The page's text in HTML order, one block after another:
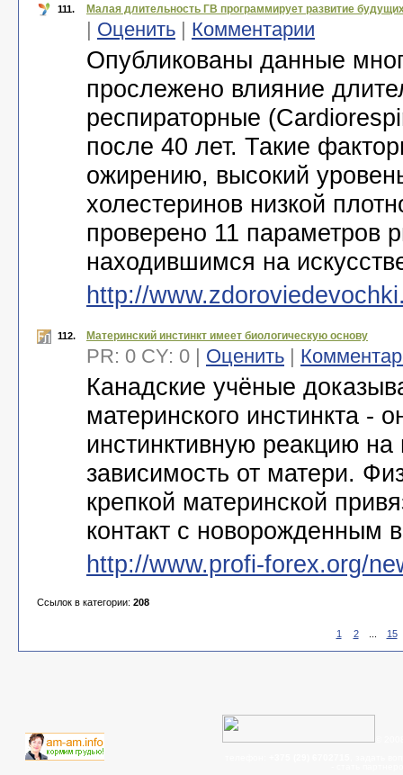
111. Малая длительность ГВ программирует развитие
| Оценить | Комментарии
Опубликованы данные
прослежено влияние
респираторные
после 40 лет. Такие
ожирению, высокий
холестеринов низкой
проверено 11 параметров
находившимся на
http://
112. Материнский инстинкт имеет биологическую основу
PR: 0 CY: 0 | Оценить |
Канадские учёные
материнского инстинкта -
инстинктивную реакцию на
зависимость от матери.
крепкой материнской
контакт с новорожденным
http://www.profi-forex.org/
Ссылок в категории: 208
1 2 15